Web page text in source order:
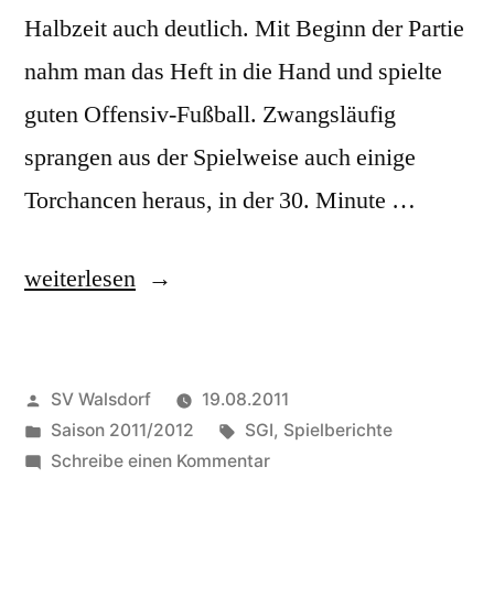
Halbzeit auch deutlich. Mit Beginn der Partie
nahm man das Heft in die Hand und spielte
guten Offensiv-Fußball. Zwangsläufig
sprangen aus der Spielweise auch einige
Torchancen heraus, in der 30. Minute …
„Spieltag
Daun
I
weiterlesen
Veröffentlicht
von
SV Walsdorf
19.08.2011
Veröffentlicht
in
Saison 2011/2012 Schlagwörter:
SGI, Spielberichte
Schreibe einen Kommentarzu